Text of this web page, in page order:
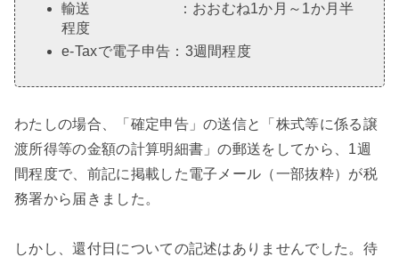
輸送 ：おおむね1か月～1か月半
程度
e-Taxで電子申告：3週間程度
わたしの場合、「確定申告」の送信と「株式等に係る譲
渡所得等の金額の計算明細書」の郵送をしてから、1週
間程度で、前記に掲載した電子メール（一部抜粋）が税
務署から届きました。
しかし、還付日についての記述はありませんでした。待